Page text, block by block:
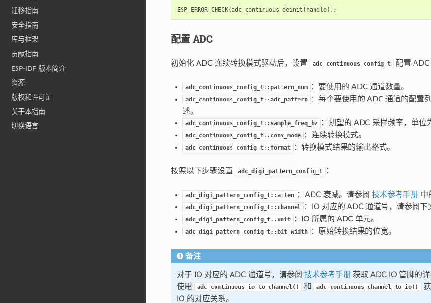
迁移指南
安全指南
库与框架
贡献指南
ESP-IDF 版本简介
资源
版权和许可证
关于本指南
切换语言
ESP_ERROR_CHECK(adc_continuous_deinit ( handle));
配置 ADC
初始化 ADC 连续转换模式驱动后，设置 adc_continuous_config_t 配置 ADC
adc_continuous_config_t::pattern_num ：要使用的 ADC 通道数量。
adc_continuous_config_t::adc_pattern
：每个要使用的 ADC 通道的配置
述。
adc_continuous_config_t::sample_freq_hz ：期望的 ADC 采样频率，单位
adc_continuous_config_t::conv_mode ：连续转换模式。
adc_continuous_config_t::format ：转换模式结果的输出格式。
按照以下步骤设置 adc_digi_pattern_config_t ：
adc_digi_pattern_config_t::atten ：ADC 衰减。请参阅 技术参考手册中
adc_digi_pattern_config_t::channel ：IO 对应的 ADC 通道号，请参阅下
adc_digi_pattern_config_t::unit ：IO 所属的 ADC 单元。
adc_digi_pattern_config_t::bit_width ：原始转换结果的位宽。
备注
对于 IO 对应的 ADC 通道号，请参阅 技术参考手册获取 ADC IO 管脚的
使用
adc_continuous_io_to_channel() 和 adc_continuous_channel_to_io()
IO 的对应关系。